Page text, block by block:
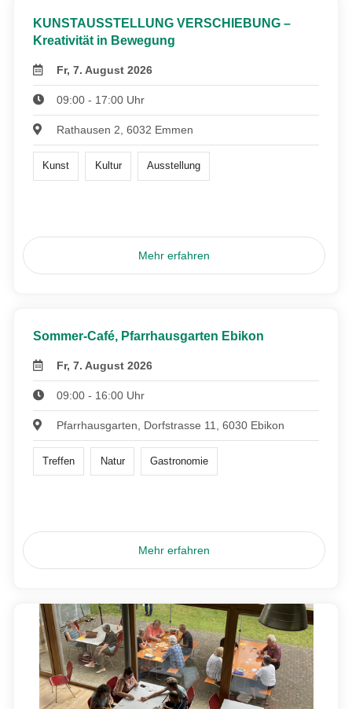
KUNSTAUSSTELLUNG VERSCHIEBUNG –
Kreativität in Bewegung
Fr, 7. August 2026
09:00 - 17:00 Uhr
Rathausen 2, 6032 Emmen
Kunst Kultur Ausstellung
Mehr erfahren
Sommer-Café, Pfarrhausgarten Ebikon
Fr, 7. August 2026
09:00 - 16:00 Uhr
Pfarrhausgarten, Dorfstrasse 11, 6030 Ebikon
Treffen Natur Gastronomie
Mehr erfahren